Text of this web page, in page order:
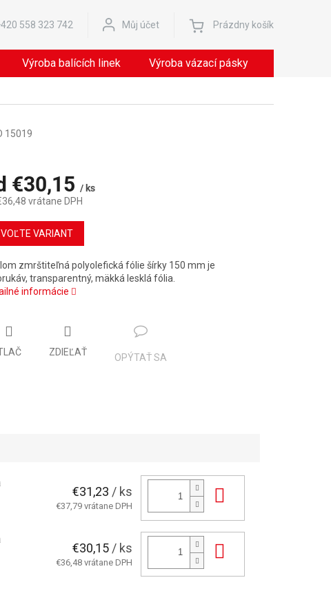
558 323 742 Můj účet
Nákupný
Prázdny košík
Výroba balících linek Výroba vázací pásky
15019
€30,15 / ks
vrátane DPH
VARIANT
zmrštiteľná polyolefická fólie šírky 150 mm je
transparentný, mäkká lesklá fólia.
informácie
ZDIEĽAŤ
OPÝTAŤ SA
€31,23 / ks
€37,79 vrátane DPH
€30,15 / ks
€36,48 vrátane DPH